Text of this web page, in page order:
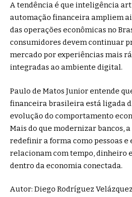
A tendência é que inteligência
automação financeira ampliem
das operações econômicas no
consumidores devem continuar
mercado por experiências mais
integradas ao ambiente digital.
Paulo de Matos Junior entende
financeira brasileira está ligada
evolução do comportamento
Mais do que modernizar bancos,
redefinir a forma como pessoas e
relacionam com tempo, dinheiro
dentro da economia conectada.
Autor: Diego Rodríguez Velázquez